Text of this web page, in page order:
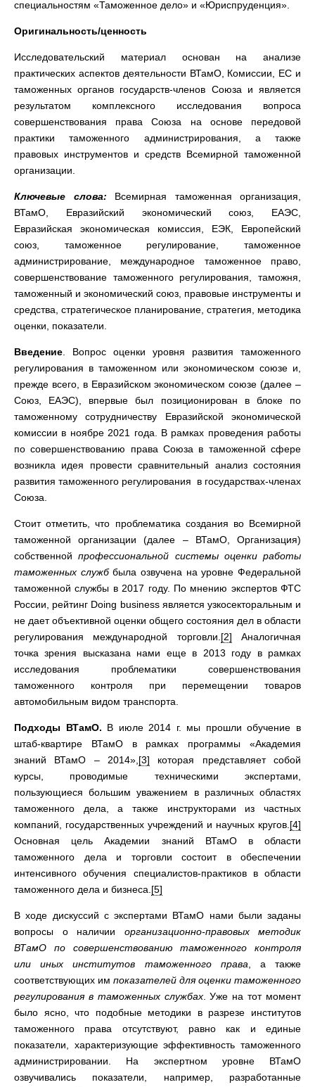
специальностям «Таможенное дело» и «Юриспруденция».
Оригинальность/ценность
Исследовательский материал основан на анализе
практических аспектов деятельности ВТамО, Комиссии, ЕС и
таможенных органов государств-членов Союза и является
результатом комплексного исследования вопроса
совершенствования права Союза на основе передовой
практики таможенного администрирования, а также
правовых инструментов и средств Всемирной таможенной
организации.
Ключевые слова: Всемирная таможенная организация,
ВТамО, Евразийский экономический союз, ЕАЭС,
Евразийская экономическая комиссия, ЕЭК, Европейский
союз, таможенное регулирование, таможенное
администрирование, международное таможенное право,
совершенствование таможенного регулирования, таможня,
таможенный и экономический союз, правовые инструменты и
средства, стратегическое планирование, стратегия, методика
оценки, показатели.
Введение . Вопрос оценки уровня развития таможенного
регулирования в таможенном или экономическом союзе и,
прежде всего, в Евразийском экономическом союзе (далее –
Союз, ЕАЭС), впервые был позиционирован в блоке по
таможенному сотрудничеству Евразийской экономической
комиссии в ноябре 2021 года. В рамках проведения работы
по совершенствованию права Союза в таможенной сфере
возникла идея провести сравнительный анализ состояния
развития таможенного регулирования в государствах-членах
Союза.
Стоит отметить, что проблематика создания во Всемирной
таможенной организации (далее – ВТамО, Организация)
собственнойпрофессиональной системы оценки работы
таможенных служббыла озвучена на уровне Федеральной
таможенной службы в 2017 году. По мнению экспертов ФТС
России, рейтинг Doing business является узкосекторальным и
не дает объективной оценки общего состояния дел в области
регулирования международной торговли. [2] Аналогичная
точка зрения высказана нами еще в 2013 году в рамках
исследования проблематики совершенствования
таможенного контроля при перемещении товаров
автомобильным видом транспорта.
Подходы ВТамО. В июле 2014 г. мы прошли обучение в
штаб-квартире ВТамО в рамках программы «Академия
знаний ВТамО – 2014», [3] которая представляет собой
курсы, проводимые техническими экспертами,
пользующиеся большим уважением в различных областях
таможенного дела, а также инструкторами из частных
компаний, государственных учреждений и научных кругов. [4]
Основная цель Академии знаний ВТамО в области
таможенного дела и торговли состоит в обеспечении
интенсивного обучения специалистов-практиков в области
таможенного дела и бизнеса. [5]
В ходе дискуссий с экспертами ВТамО нами были заданы
вопросы о наличии организационно-правовых методик
ВТамО по совершенствованию таможенного контроля
или иных институтов таможенного права , а также
соответствующих им показателей для оценки таможенного
регулирования в таможенных службах. Уже на тот момент
было ясно, что подобные методики в разрезе институтов
таможенного права отсутствуют, равно как и единые
показатели, характеризующие эффективность таможенного
администрировании. На экспертном уровне ВТамО
озвучивались показатели, например, разработанные